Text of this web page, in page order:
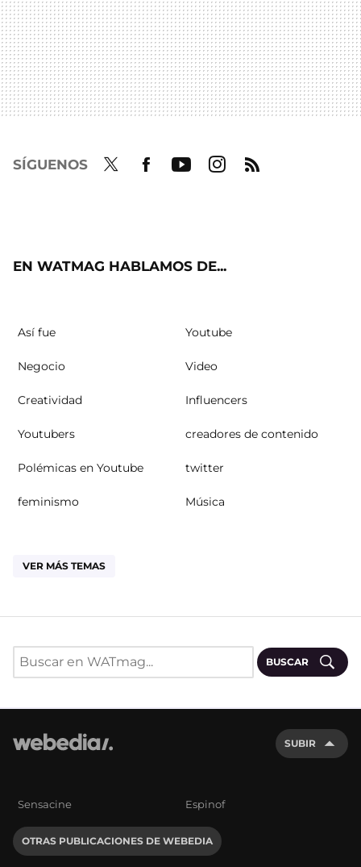
SÍGUENOS
EN WATMAG HABLAMOS DE...
Así fue Youtube
Negocio Video
Creatividad Influencers
Youtubers creadores de contenido
Polémicas en Youtube twitter
feminismo Música
VER MÁS TEMAS
BUSCAR
SUBIR
Sensacine Espinof
OTRAS PUBLICACIONES DE WEBEDIA